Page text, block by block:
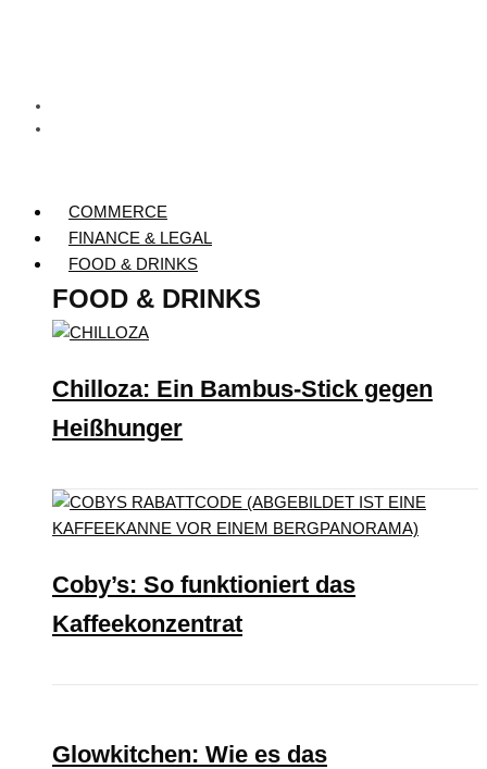
COMMERCE
FINANCE & LEGAL
FOOD & DRINKS
FOOD & DRINKS
Chilloza: Ein Bambus-Stick gegen
Heißhunger
Coby’s: So funktioniert das
Kaffeekonzentrat
Glowkitchen: Wie es das